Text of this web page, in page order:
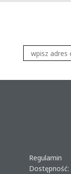
Regulamin
Dostępność: